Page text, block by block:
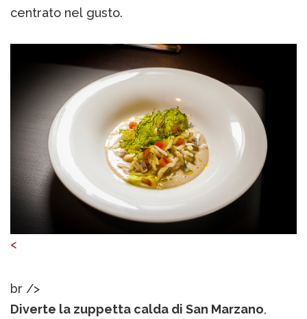
centrato nel gusto.
<
br />
Diverte la zuppetta calda di San Marzano,